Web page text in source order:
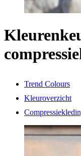
Trend Colours
Kleuroverzicht